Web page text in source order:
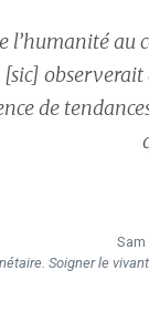
au
de
Sam
Soigner le